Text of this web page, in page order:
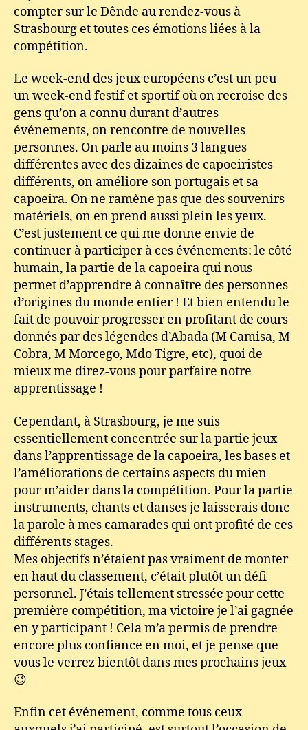
compter sur le Dênde au rendez-vous à
Strasbourg et toutes ces émotions liées à la
compétition.
Le week-end des jeux européens c’est un peu
un week-end festif et sportif où on recroise des
gens qu’on a connu durant d’autres
événements, on rencontre de nouvelles
personnes. On parle au moins 3 langues
différentes avec des dizaines de capoeiristes
différents, on améliore son portugais et sa
capoeira. On ne ramène pas que des souvenirs
matériels, on en prend aussi plein les yeux.
C’est justement ce qui me donne envie de
continuer à participer à ces événements: le côté
humain, la partie de la capoeira qui nous
permet d’apprendre à connaître des personnes
d’origines du monde entier ! Et bien entendu le
fait de pouvoir progresser en profitant de cours
donnés par des légendes d’Abada (M Camisa, M
Cobra, M Morcego, Mdo Tigre, etc), quoi de
mieux me direz-vous pour parfaire notre
apprentissage !
Cependant, à Strasbourg, je me suis
essentiellement concentrée sur la partie jeux
dans l’apprentissage de la capoeira, les bases et
l’améliorations de certains aspects du mien
pour m’aider dans la compétition. Pour la partie
instruments, chants et danses je laisserais donc
la parole à mes camarades qui ont profité de ces
différents stages.
Mes objectifs n’étaient pas vraiment de monter
en haut du classement, c’était plutôt un défi
personnel. J’étais tellement stressée pour cette
première compétition, ma victoire je l’ai gagnée
en y participant ! Cela m’a permis de prendre
encore plus confiance en moi, et je pense que
vous le verrez bientôt dans mes prochains jeux
😉
Enfin cet événement, comme tous ceux